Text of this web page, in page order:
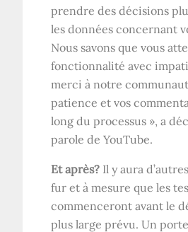
prendre des décisions
les données concernant
Nous savons que vous
fonctionnalité avec
merci à notre
patience et vos
long du processus », a
parole de YouTube.
Et après? Il y aura
fur et à mesure que les
commenceront avant le
plus large prévu. Un